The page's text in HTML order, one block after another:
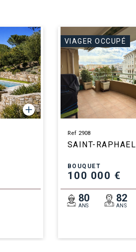
VIAGER OCCUPÉ
Ref 2908
SAINT-RAPHAEL
BOUQUET
100 000 €
80
ANS
82
ANS